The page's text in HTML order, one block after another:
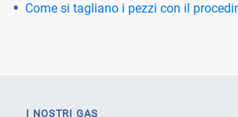
Come si tagliano i pezzi con il
I NOSTRI GAS